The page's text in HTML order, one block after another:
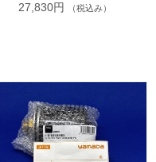
27,830円
（税込み）